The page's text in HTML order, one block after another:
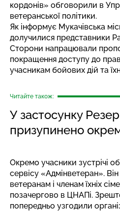
кордонів» обговорили в
ветеранської політики.
Як інформує Мукачівська
долучилися представники
Сторони напрацювали
покращення доступу до
учасникам бойових дій та
Читайте також:
У застосунку
призупинено
Окремо учасники зустрічі
сервісу «Адмінветеран».
ветеранам і членам їхніх
позачергово в ЦНАПі.
попередньо узгодили